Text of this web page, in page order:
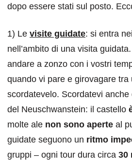
dopo essere stati sul posto.
1) Le visite guidate: si entra
nell’ambito di una visita
andare a zonzo con i vostri
quando vi pare e girovagare tra
scordatevelo. Scordatevi
del Neuschwanstein: il castello
molte ale non sono aperte al
guidate seguono un ritmo
gruppi – ogni tour dura circa 30